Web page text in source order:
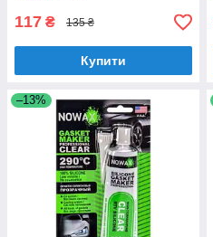
117 ₴ 135 ₴
Купити
–13%